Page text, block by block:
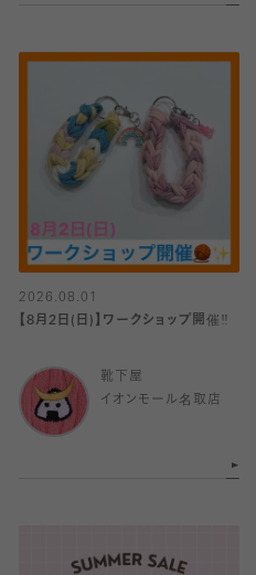
2026.08.01
【8月2日(日)】ワークショップ開催‼️
靴下屋
イオンモール名取店